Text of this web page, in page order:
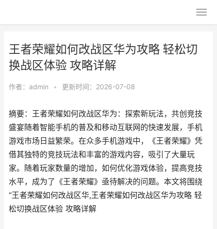
王者荣耀如何改战区华为攻略 轻松切
换战区体验 攻略详解
作者： admin • 更新时间：2026-07-08
摘要：王者荣耀如何改战区华为：探索新玩法，共创竞技
盛宴随着智能手机的普及和移动互联网的快速发展，手机
游戏市场日益繁荣。在众多手机游戏中，《王者荣耀》凭
借其独特的竞技玩法和丰富的游戏内容，吸引了大量玩
家。随着玩家数量的增加，如何优化游戏体验，提高竞技
水平，成为了《王者荣耀》亟待解决的问题。本文将围绕
“王者荣耀如何改战区华,王者荣耀如何改战区华为攻略 轻
松切换战区体验 攻略详解